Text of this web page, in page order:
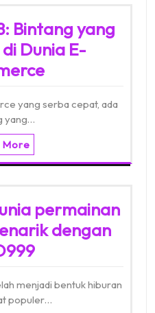
Bintang yang
Dunia E-
yang serba cepat, ada
yang…
More
permainan
dengan
menjadi bentuk hiburan
populer…